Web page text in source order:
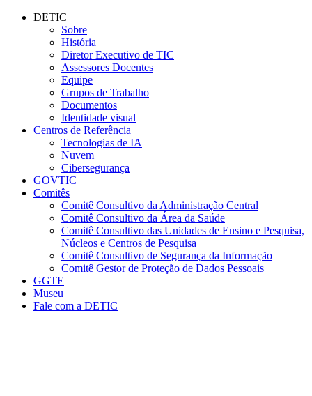
Conteúdo principal
DETIC
Sobre
História
Diretor Executivo de TIC
Assessores Docentes
Equipe
Grupos de Trabalho
Documentos
Identidade visual
Centros de Referência
Tecnologias de IA
Nuvem
Cibersegurança
GOVTIC
Comitês
Comitê Consultivo da Administração Central
Comitê Consultivo da Área da Saúde
Comitê Consultivo das Unidades de Ensino e Pesquisa,
Núcleos e Centros de Pesquisa
Comitê Consultivo de Segurança da Informação
Comitê Gestor de Proteção de Dados Pessoais
GGTE
Museu
Fale com a DETIC